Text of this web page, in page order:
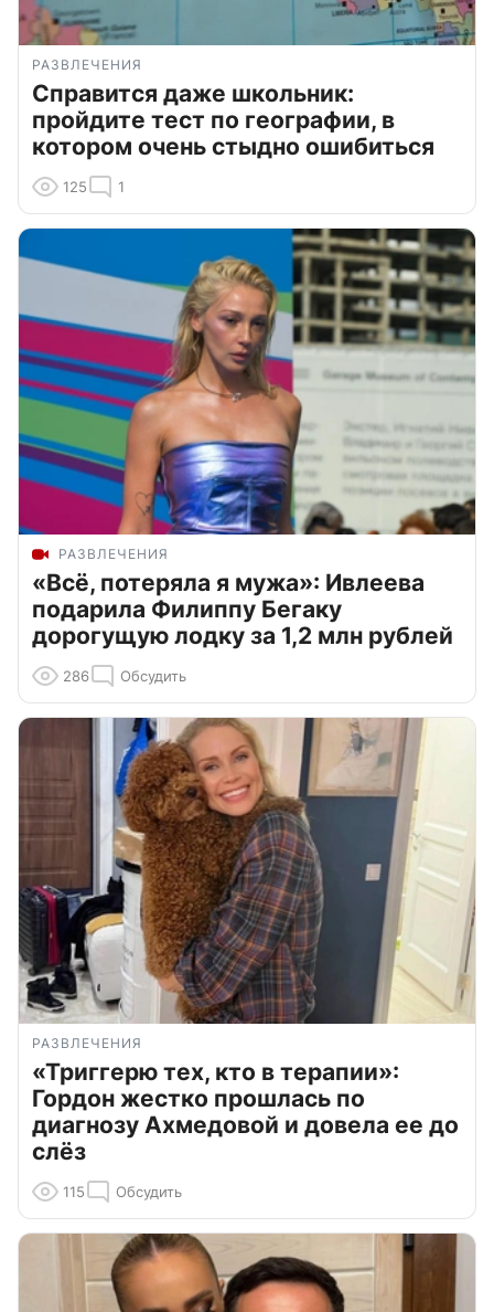
РАЗВЛЕЧЕНИЯ
Справится даже школьник:
пройдите тест по географии, в
котором очень стыдно ошибиться
125 1
РАЗВЛЕЧЕНИЯ
«Всё, потеряла я мужа»: Ивлеева
подарила Филиппу Бегаку
дорогущую лодку за 1,2 млн рублей
286 Обсудить
РАЗВЛЕЧЕНИЯ
«Триггерю тех, кто в терапии»:
Гордон жестко прошлась по
диагнозу Ахмедовой и довела ее до
слёз
115 Обсудить